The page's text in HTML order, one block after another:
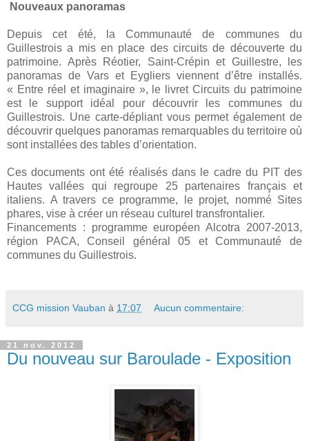
Nouveaux panoramas
Depuis cet été, la Communauté de communes du
Guillestrois a mis en place des circuits de découverte du
patrimoine. Après Réotier, Saint-Crépin et Guillestre, les
panoramas de Vars et Eygliers viennent d’être installés.
« Entre réel et imaginaire », le livret Circuits du patrimoine
est le support idéal pour découvrir les communes du
Guillestrois. Une carte-dépliant vous permet également de
découvrir quelques panoramas remarquables du territoire où
sont installées des tables d’orientation.
Ces documents ont été réalisés dans le cadre du PIT des
Hautes vallées qui regroupe 25 partenaires français et
italiens. A travers ce programme, le projet, nommé Sites
phares, vise à créer un réseau culturel transfrontalier.
Financements : programme européen Alcotra 2007-2013,
région PACA, Conseil général 05 et Communauté de
communes du Guillestrois.
CCG mission Vauban à 17:07 Aucun commentaire:
21 nov. 2012
Du nouveau sur Baroulade - Exposition